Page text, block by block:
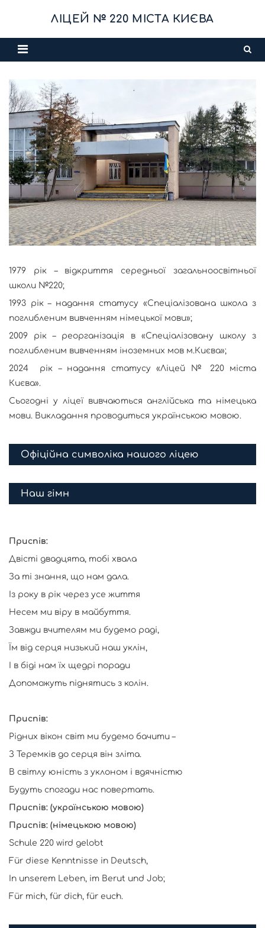
content
ЛІЦЕЙ № 220 МІСТА КИЄВА
1979 рік – відкриття середньої загальноосвітньої
школи №220;
1993 рік – надання статусу «Спеціалізована школа з
поглибленим вивченням німецької мови»;
2009 рік – реорганізація в «Спеціалізовану школу з
поглибленим вивченням іноземних мов м.Києва»;
2024 рік – надання статусу «Ліцей № 220 міста
Києва».
Сьогодні у ліцеї вивчаються англійська та німецька
мови. Викладання проводиться українською мовою.
Офіційна символіка нашого ліцею
Наш гімн
Приспів:
Двісті двадцята, тобі хвала
За ті знання, що нам дала.
Із року в рік через усе життя
Несем ми віру в майбуття.
Завжди вчителям ми будемо раді,
Їм від серця низький наш уклін,
І в біді нам їх щедрі поради
Допоможуть піднятись з колін.
Приспів:
Рідних вікон світ ми будемо бачити –
З Теремків до серця він зліта.
В світлу юність з уклоном і вдячністю
Будуть спогади нас повертать.
Приспів: (українською мовою)
Приспів: (німецькою мовою)
Schule 220 wird gelobt
Für diese Kenntnisse in Deutsch,
In unserem Leben, im Berut und Job;
Für mich, für dich, für euch.